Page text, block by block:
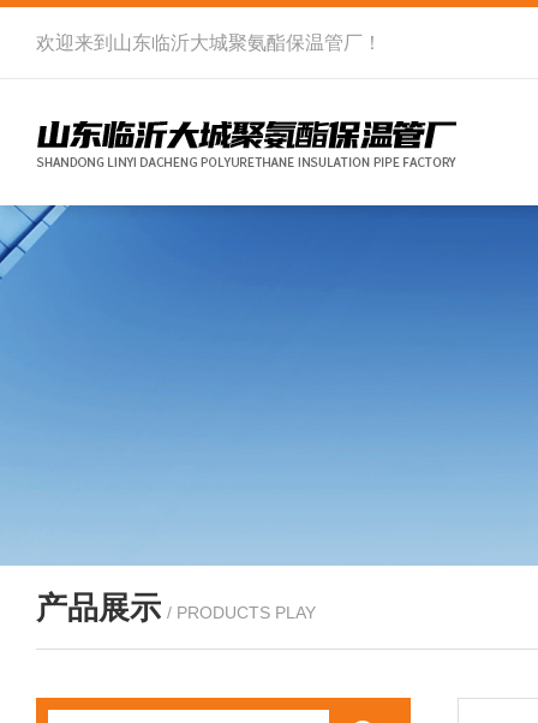
欢迎来到 山东临沂大城聚氨酯保温管厂 ！
产品展示 / PRODUCTS PLAY